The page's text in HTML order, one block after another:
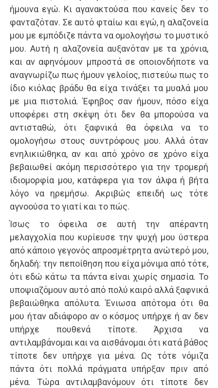
ήμουνα εγώ. Κι αγανακτούσα που κανείς δεν το
φανταζόταν. Σε αυτό φταίω και εγώ, η αλαζονεία
μου με εμπόδιζε πάντα να ομολογήσω το μυστικό
μου. Αυτή η αλαζονεία αυξανόταν με τα χρόνια,
και αν αφηνόμουν μπροστά σε οποιονδήποτε να
αναγνωρίζω πως ήμουν γελοίος, πιστεύω πως το
ίδιο κιόλας βράδυ θα είχα τινάξει τα μυαλά μου
με μια πιστολιά. Έφηβος σαν ήμουν, πόσο είχα
υποφέρει στη σκέψη ότι δεν θα μπορούσα να
αντισταθώ, ότι ξαφνικά θα όφειλα να το
ομολογήσω στους συντρόφους μου. Αλλά όταν
ενηλικιώθηκα, αν και από χρόνο σε χρόνο είχα
βεβαιωθεί ακόμη περισσότερο για την τρομερή
ιδιομορφία μου, κατάφερα για τον άλφα ή βήτα
λόγο να ηρεμήσω. Ακριβώς επειδή ως τότε
αγνοούσα το γιατί και το πώς.
Ίσως το όφειλα σε αυτή την απέραντη
μελαγχολία που κυρίευσε την ψυχή μου ύστερα
από κάποιο γεγονός απροσμέτρητα ανώτερό μου,
δηλαδή: την πεποίθηση που είχα μόνιμα από τότε,
ότι εδώ κάτω τα πάντα είναι χωρίς σημασία. Το
υποψιαζόμουν αυτό από πολύ καιρό αλλά ξαφνικά
βεβαιώθηκα απόλυτα. Ένιωσα απότομα ότι θα
μου ήταν αδιάφορο αν ο κόσμος υπήρχε ή αν δεν
υπήρχε πουθενά τίποτε. Άρχισα να
αντιλαμβάνομαι και να αισθάνομαι ότι κατά βάθος
τίποτε δεν υπήρχε για μένα. Ως τότε νόμιζα
πάντα ότι πολλά πράγματα υπήρξαν πριν από
μένα. Τώρα αντιλαμβανόμουν ότι τίποτε δεν